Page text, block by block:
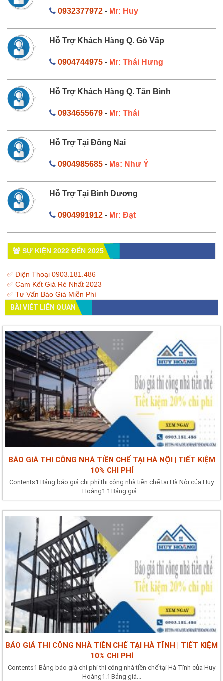
0932377972- Mr: Huy
Hỗ Trợ Khách Hàng Q. Gò Vấp
0904744975- Mr: Thái Hưng
Hỗ Trợ Khách Hàng Q. Tân Bình
0934655679- Mr: Thái
Hỗ Trợ Tại Đồng Nai
0904985685- Ms: Như Ý
Hỗ Trợ Tại Bình Dương
0904991912- Mr: Đạt
SỰ KIỆN 2022 ĐẾN 2025
✅ Điện Thoại 0903.181.486
✅ Cam Kết Giá Rẻ Nhất 2023
✅ Tư Vấn Báo Giá Miễn Phí
BÀI VIẾT LIÊN QUAN
BÁO GIÁ THI CÔNG NHÀ TIỀN CHẾ TẠI HÀ NỘI | TIẾT KIỆM
10% CHI PHÍ
Contents1 Bảng báo giá chi phí thi công nhà tiền chế tại Hà Nội của Huy
Hoàng1.1 Bảng giá...
BÁO GIÁ THI CÔNG NHÀ TIỀN CHẾ TẠI HÀ TĨNH | TIẾT KIỆM
10% CHI PHÍ
Contents1 Bảng báo giá chi phí thi công nhà tiền chế tại Hà Tĩnh của Huy
Hoàng1.1 Bảng giá...